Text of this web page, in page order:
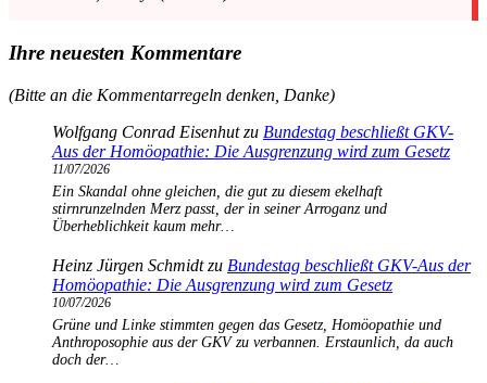
Ihre neuesten Kommentare
(Bitte an die Kommentarregeln denken, Danke)
Wolfgang Conrad Eisenhutzu Bundestag beschließt GKV-
Aus der Homöopathie: Die Ausgrenzung wird zum Gesetz
11/07/2026
Ein Skandal ohne gleichen, die gut zu diesem ekelhaft
stirnrunzelnden Merz passt, der in seiner Arroganz und
Überheblichkeit kaum mehr…
Heinz Jürgen Schmidtzu Bundestag beschließt GKV-Aus der
Homöopathie: Die Ausgrenzung wird zum Gesetz
10/07/2026
Grüne und Linke stimmten gegen das Gesetz, Homöopathie und
Anthroposophie aus der GKV zu verbannen. Erstaunlich, da auch
doch der…